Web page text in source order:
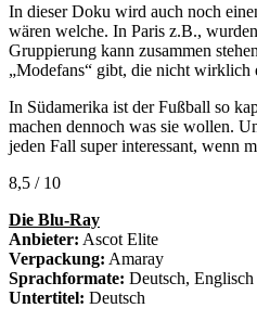
In dieser Doku wird auch noch
wären welche. In Paris z.B.,
Gruppierung kann zusammen
„Modefans“ gibt, die nicht wirklich
In Südamerika ist der Fußball so
machen dennoch was sie wollen.
jeden Fall super interessant, wenn
8,5 / 10
Die Blu-Ray
Anbieter: Ascot Elite
Verpackung: Amaray
Sprachformate: Deutsch,
Untertitel: Deutsch